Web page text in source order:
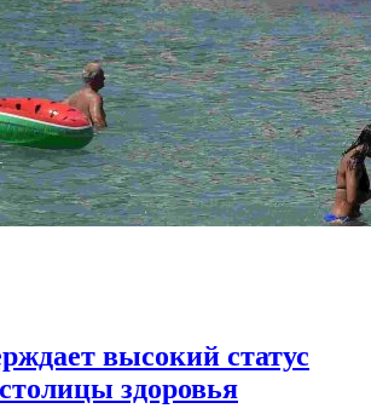
высокий статус
здоровья